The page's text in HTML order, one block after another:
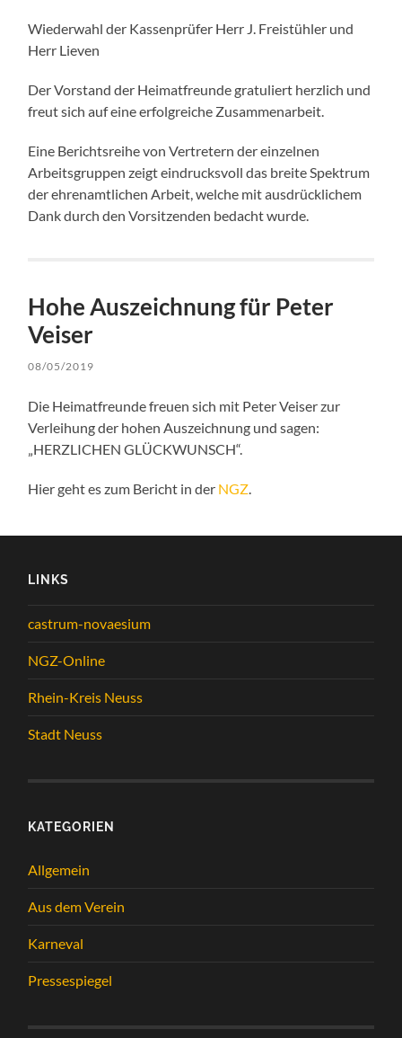
Wiederwahl der Kassenprüfer Herr J. Freistühler und
Herr Lieven
Der Vorstand der Heimatfreunde gratuliert herzlich und
freut sich auf eine erfolgreiche Zusammenarbeit.
Eine Berichtsreihe von Vertretern der einzelnen
Arbeitsgruppen zeigt eindrucksvoll das breite Spektrum
der ehrenamtlichen Arbeit, welche mit ausdrücklichem
Dank durch den Vorsitzenden bedacht wurde.
Hohe Auszeichnung für Peter
Veiser
08/05/2019
Die Heimatfreunde freuen sich mit Peter Veiser zur
Verleihung der hohen Auszeichnung und sagen:
„HERZLICHEN GLÜCKWUNSCH“.
Hier geht es zum Bericht in der NGZ.
LINKS
castrum-novaesium
NGZ-Online
Rhein-Kreis Neuss
Stadt Neuss
KATEGORIEN
Allgemein
Aus dem Verein
Karneval
Pressespiegel